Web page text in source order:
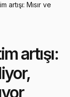
artışı: Mısır ve
artışı: